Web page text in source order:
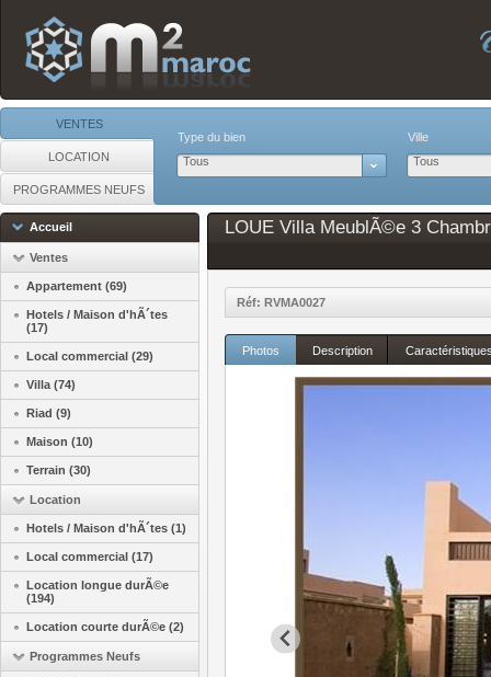
VENTES
LOCATION
PROGRAMMES NEUFS
Type du bien
Tous
Ville
Tous
Accueil
Ventes
Appartement (69)
Hotels / Maison d'hÃ´tes
(17)
Local commercial (29)
Villa (74)
Riad (9)
Maison (10)
Terrain (30)
Location
Hotels / Maison d'hÃ´tes (1)
Local commercial (17)
Location longue durÃ©e
(194)
Location courte durÃ©e (2)
Programmes Neufs
LOUE Villa MeublÃ©e 3
Réf: RVMA0027
Photos Description